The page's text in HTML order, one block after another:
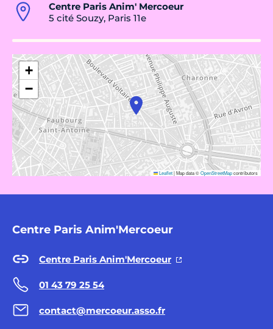
Centre Paris Anim' Mercoeur
5 cité Souzy, Paris 11e
+
−
Leaflet|Map data ©OpenStreetMapcontributors
Centre Paris Anim'Mercoeur
Centre Paris Anim'Mercoeur
01 43 79 25 54
contact@mercoeur.asso.fr